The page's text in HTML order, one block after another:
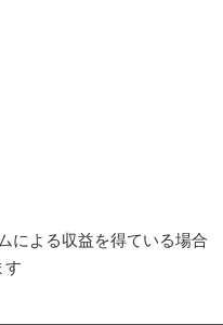
による収益を得ている場合
す